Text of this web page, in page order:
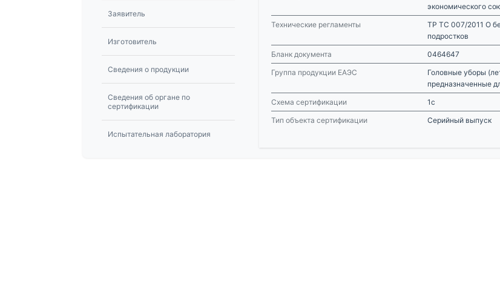
Заявитель
Изготовитель
Сведения о продукции
Сведения об органе по
сертификации
Испытательная лаборатория
экономического
Технические регламенты
ТР ТС 007/2011 О
подростков
Бланк документа
0464647
Группа продукции ЕАЭС
Головные уборы
предназначенные
Схема сертификации
1с
Тип объекта сертификации
Серийный выпуск